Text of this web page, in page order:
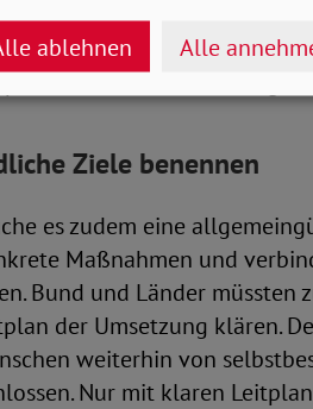
in Höhe von 15 bis 20
Dies könne im Rahmen
für den ÖPNV erfolgen.
Ziele benennen
es zudem eine
Maßnahmen und
Bund und Länder müssten
der Umsetzung klären.
weiterhin von
Nur mit klaren
ablehnen Alle